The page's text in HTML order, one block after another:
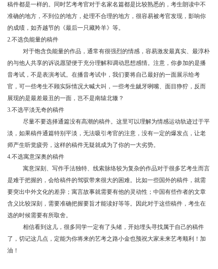
稿件都是一样的。同时艺考考官对于名家名篇都是比较熟悉的，考生朗读中不
准确的地方，不到位的地方，处理不合理的地方，很容易被考官发现，影响你
的成绩，如齐越节的《最后一只藏羚羊》等。
2.不选负能量的稿件
对于饱含负能量的作品，通常有很强烈的情感，容易激发最真实、最淳朴
的与他人共享的诉说愿望便于充分理解和调动思想感情。注意，你参加的是播
音考试，不是表演考试。在播音考试中，我们要将自己最好的一面展示给考
官，可一些考生不顾实际情况大喊大叫，一些考生龇牙咧嘴、面目狰狞，反而
展现的是最差最丑的一面，岂不是南辕北辙？
3.不选平淡无奇的稿件
尽量不要选择通篇没有高潮的稿件。这里可以理解为情感运动轨迹过于平
淡，如果稿件通篇特别平淡，无法吸引考官的注意，没有一定的爆发点，让老
师产生听觉疲劳，这样的稿件无疑就成为了你的一大劣势。
4.不选寓意深奥的稿件
寓意深刻、写作手法独特、线索脉络较为复杂的作品对于很多艺考生而言
是难于把握的，会给稿件的驾驭带来很大的困难。比如一些国外的稿件，就需
要突出中外文化的差异；寓言故事就需要有他的灵动性；中国有些作者的文章
含义比较深刻，需要准确把握要旨才能读好等等。因此对于这些稿件，考生在
选的时候需要有所取舍。
相信看到这儿，很多同学一定有了头绪，开始埋头寻找属于自己的稿件
了，切记这几点，定能为你将来的艺考之路小金也预祝大家未来艺考顺利！加
油！